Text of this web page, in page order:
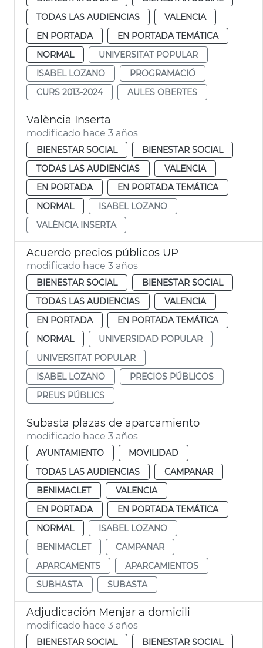
TODAS LAS AUDIENCIAS
VALENCIA
EN PORTADA
EN PORTADA TEMÁTICA
NORMAL
UNIVERSITAT POPULAR
ISABEL LOZANO
PROGRAMACIÓ
CURS 2013-2024
AULES OBERTES
València Inserta
modificado hace 3 años
BIENESTAR SOCIAL
BIENESTAR SOCIAL
TODAS LAS AUDIENCIAS
VALENCIA
EN PORTADA
EN PORTADA TEMÁTICA
NORMAL
ISABEL LOZANO
VALÈNCIA INSERTA
Acuerdo precios públicos UP
modificado hace 3 años
BIENESTAR SOCIAL
BIENESTAR SOCIAL
TODAS LAS AUDIENCIAS
VALENCIA
EN PORTADA
EN PORTADA TEMÁTICA
NORMAL
UNIVERSIDAD POPULAR
UNIVERSITAT POPULAR
ISABEL LOZANO
PRECIOS PÚBLICOS
PREUS PÚBLICS
Subasta plazas de aparcamiento
modificado hace 3 años
AYUNTAMIENTO
MOVILIDAD
TODAS LAS AUDIENCIAS
CAMPANAR
BENIMACLET
VALENCIA
EN PORTADA
EN PORTADA TEMÁTICA
NORMAL
ISABEL LOZANO
BENIMACLET
CAMPANAR
APARCAMENTS
APARCAMIENTOS
SUBHASTA
SUBASTA
Adjudicación Menjar a domicili
modificado hace 3 años
BIENESTAR SOCIAL
BIENESTAR SOCIAL